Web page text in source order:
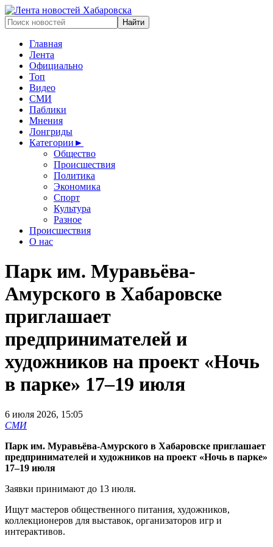
Главная
Лента
Официально
Топ
Видео
СМИ
Паблики
Мнения
Лонгриды
Категории ►
Общество
Происшествия
Политика
Экономика
Спорт
Культура
Разное
Происшествия
О нас
Парк им. Муравьёва-
Амурского в Хабаровске
приглашает
предпринимателей и
художников на проект «Ночь
в парке» 17–19 июля
6 июля 2026, 15:05
СМИ
Парк им. Муравьёва-Амурского в Хабаровске приглашает
предпринимателей и художников на проект «Ночь в парке»
17–19 июля
Заявки принимают до 13 июля.
Ищут мастеров общественного питания, художников,
коллекционеров для выставок, организаторов игр и
интерактивов.